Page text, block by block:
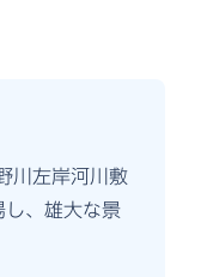
川左岸河川敷
し、雄大な景